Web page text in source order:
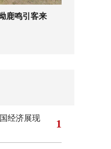
鹿鸣引客来
经济展现
1